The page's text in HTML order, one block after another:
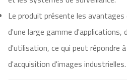
Le produit présente les
d'une large gamme
d'utilisation, ce qui peut répondre
d'acquisition d'images industrielles.